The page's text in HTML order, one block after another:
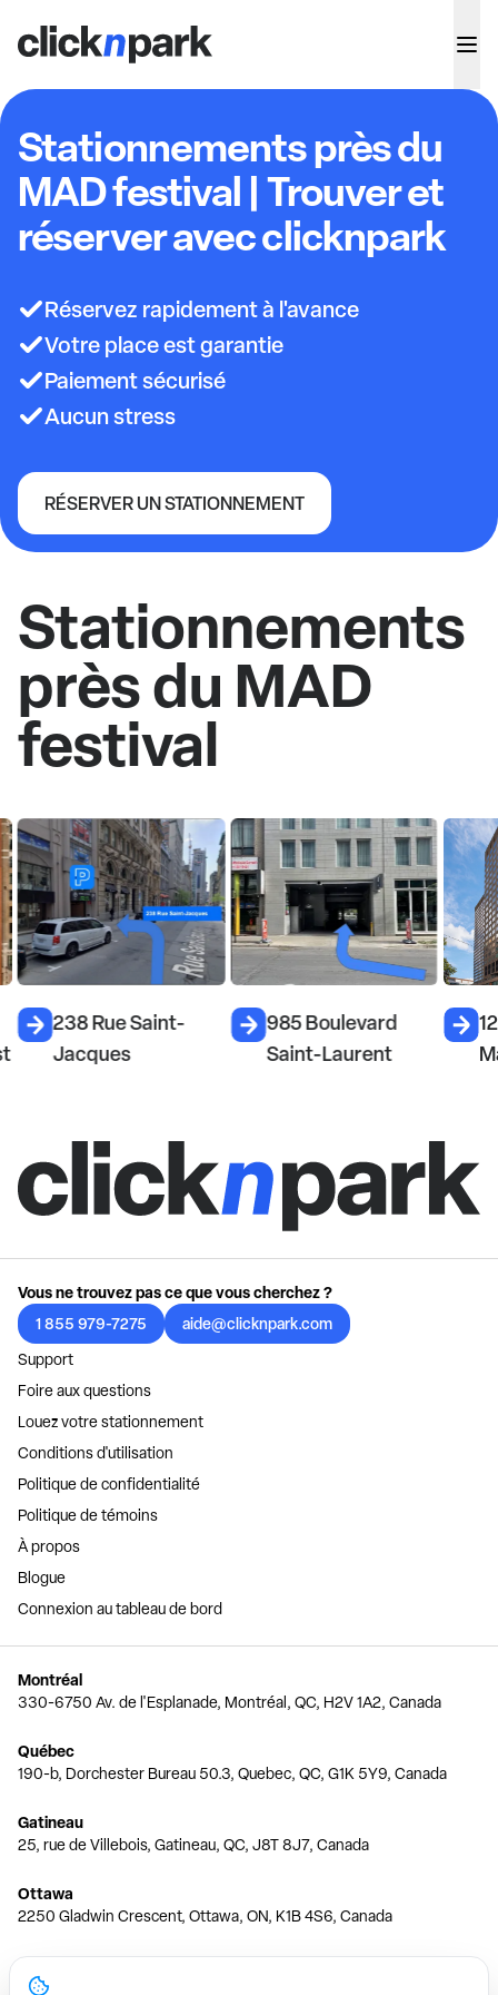
Stationnements près du
MAD festival | Trouver et
réserver avec clicknpark
Réservez rapidement à l'avance
Votre place est garantie
Paiement sécurisé
Aucun stress
RÉSERVER UN STATIONNEMENT
Stationnements
près du MAD
festival
238 Rue Saint-
Jacques
985 Boulevard
Saint-Laurent
Vous ne trouvez pas ce que vous cherchez ?
1 855 979-7275
aide@clicknpark.com
Support
Foire aux questions
Louez votre stationnement
Conditions d'utilisation
Politique de confidentialité
Politique de témoins
À propos
Blogue
Connexion au tableau de bord
Montréal
330-6750 Av. de l'Esplanade, Montréal, QC, H2V 1A2, Canada
Québec
190-b, Dorchester Bureau 50.3, Quebec, QC, G1K 5Y9, Canada
Gatineau
25, rue de Villebois, Gatineau, QC, J8T 8J7, Canada
Ottawa
2250 Gladwin Crescent, Ottawa, ON, K1B 4S6, Canada
Toronto
150 Ferrand Dr, 6th Floor, Toronto, ON, M3C 3E5, Canada